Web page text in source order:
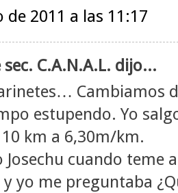
de 2011 a las 11:17
C.A.N.A.L. dijo...
Cambiamos
estupendo. Yo
km a 6,30m/km.
cuando teme
y yo me preguntaba